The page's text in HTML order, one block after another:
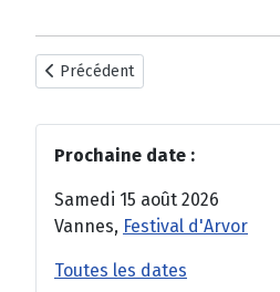
Article précédent : Festival
Précédent
Prochaine date :
Samedi 15 août 2026
Vannes, Festival d'Arvor
Toutes les dates